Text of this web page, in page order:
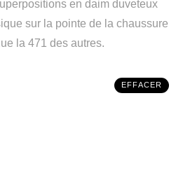
en daim duveteux
sur la pointe de la chaussure
la 471 des autres.
EFFACER